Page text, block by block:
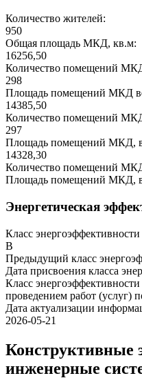
Количество жителей:
950
Общая площадь МКД, кв.м:
16256,50
Количество помещений
298
Площадь помещений МКД
14385,50
Количество помещений
297
Площадь помещений МКД,
14328,30
Количество помещений
Площадь помещений МКД,
Энергетическая
Класс
B
Предыдущий класс
Дата присвоения класса
Класс
проведением работ (услуг)
Дата актуализации
2026-05-21
Конструктивные
инженерные